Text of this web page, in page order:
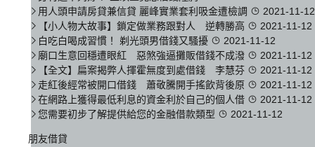
用人頭申請房貸兼信貸 麗峰實業套利吸金遭檢調
2021-11-12
【小人物大故事】鎖定做業務跟對人 逆轉勝高
2021-11-12
白吃白喝成習慣！ 剃光頭男借錢又騷擾
2021-11-12
廟口生意回穩遭眼紅 惡煞強逼攤販借錢不成潑
2021-11-12
【全文】扁案揭弊人揮霍無度到處借錢 李慧芬
2021-11-12
走紅後經常被開口借錢 蕭敬騰開手搖飲背後原
2021-11-12
在網路上獲得最低利息的資金利於自己的個人借
2021-11-12
您需要初步了解提供給您的金融借款類型
2021-11-12
朋友借貸